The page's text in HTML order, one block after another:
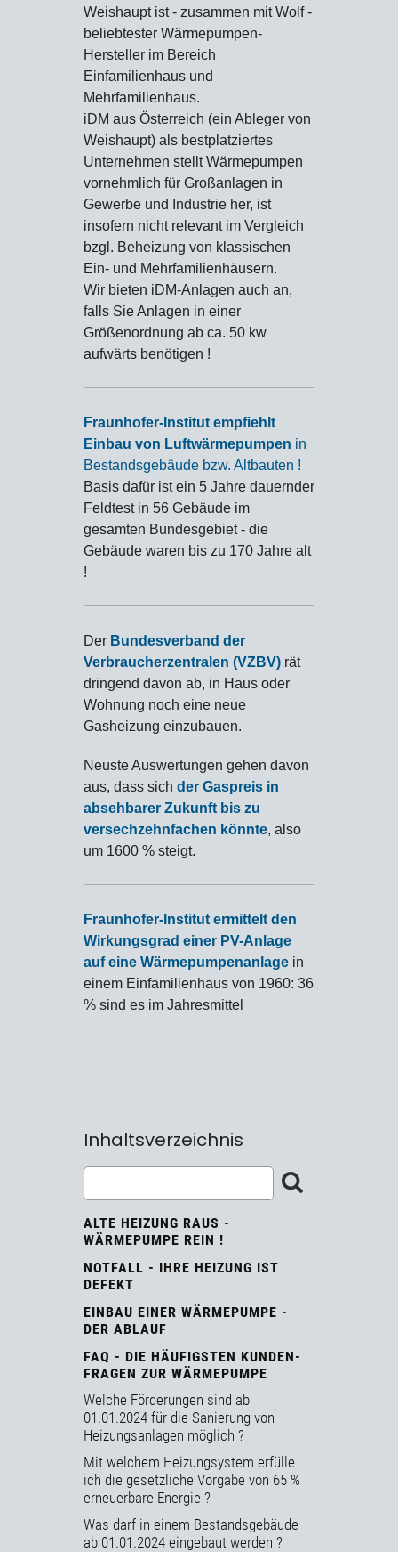
Weishaupt ist - zusammen mit Wolf -
beliebtester Wärmepumpen-
Hersteller im Bereich
Einfamilienhaus und
Mehrfamilienhaus.
iDM aus Österreich (ein Ableger von
Weishaupt) als bestplatziertes
Unternehmen stellt Wärmepumpen
vornehmlich für Großanlagen in
Gewerbe und Industrie her, ist
insofern nicht relevant im Vergleich
bzgl. Beheizung von klassischen
Ein- und Mehrfamilienhäusern.
Wir bieten iDM-Anlagen auch an,
falls Sie Anlagen in einer
Größenordnung ab ca. 50 kw
aufwärts benötigen !
Fraunhofer-Institut empfiehlt
Einbau von Luftwärmepumpen in
Bestandsgebäude bzw. Altbauten !
Basis dafür ist ein 5 Jahre dauernder
Feldtest in 56 Gebäude im
gesamten Bundesgebiet - die
Gebäude waren bis zu 170 Jahre alt
!
Der Bundesverband der
Verbraucherzentralen (VZBV) rät
dringend davon ab, in Haus oder
Wohnung noch eine neue
Gasheizung einzubauen.
Neuste Auswertungen gehen davon
aus, dass sich der Gaspreis in
absehbarer Zukunft bis zu
versechzehnfachen könnte, also
um 1600 % steigt.
Fraunhofer-Institut ermittelt den
Wirkungsgrad einer PV-Anlage
auf eine Wärmepumpenanlage in
einem Einfamilienhaus von 1960: 36
% sind es im Jahresmittel
Inhaltsverzeichnis
ALTE HEIZUNG RAUS -
WÄRMEPUMPE REIN !
NOTFALL - IHRE HEIZUNG IST
DEFEKT
EINBAU EINER WÄRMEPUMPE -
DER ABLAUF
FAQ - DIE HÄUFIGSTEN KUNDEN-
FRAGEN ZUR WÄRMEPUMPE
Welche Förderungen sind ab
01.01.2024 für die Sanierung von
Heizungsanlagen möglich ?
Mit welchem Heizungsystem erfülle
ich die gesetzliche Vorgabe von 65 %
erneuerbare Energie ?
Was darf in einem Bestandsgebäude
ab 01.01.2024 eingebaut werden ?